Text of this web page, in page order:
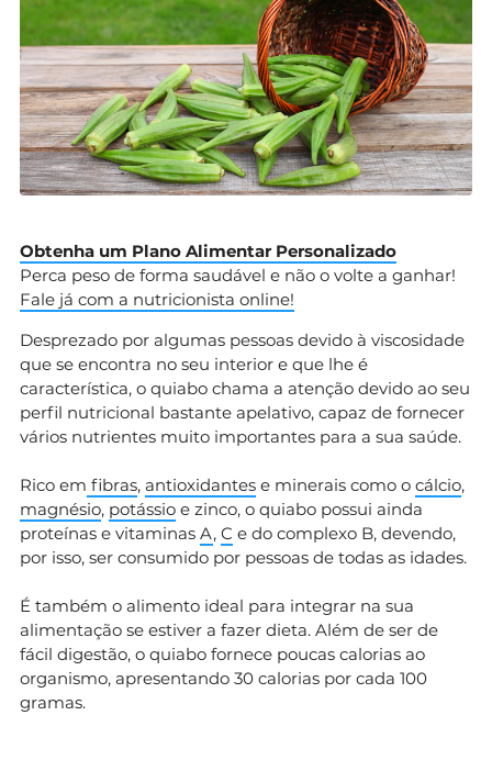
Obtenha um Plano Alimentar Personalizado
Perca peso de forma saudável e não o volte a ganhar!
Fale já com a nutricionista online!
Desprezado por algumas pessoas devido à viscosidade
que se encontra no seu interior e que lhe é
característica, o quiabo chama a atenção devido ao seu
perfil nutricional bastante apelativo, capaz de fornecer
vários nutrientes muito importantes para a sua saúde.
Rico em fibras, antioxidantes e minerais como o cálcio,
magnésio, potássio e zinco, o quiabo possui ainda
proteínas e vitaminas A, C e do complexo B, devendo,
por isso, ser consumido por pessoas de todas as idades.
É também o alimento ideal para integrar na sua
alimentação se estiver a fazer dieta. Além de ser de
fácil digestão, o quiabo fornece poucas calorias ao
organismo, apresentando 30 calorias por cada 100
gramas.